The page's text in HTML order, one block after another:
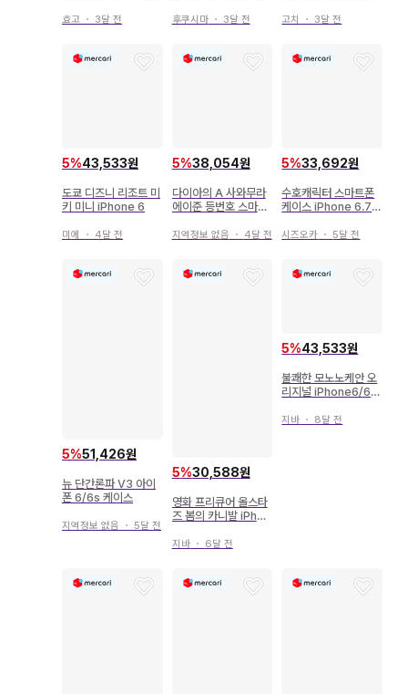
효고 ・ 3달 전 후쿠시마・ 3달 전 고치 ・ 3달 전
5%43,533원
도쿄 디즈니 리조트 미
키 미니 iPhone 6
미에 ・ 4달 전
5%38,054원
다이아의 A 사와무라
에이준 등번호 스마트
6s
지역정보 없음 ・ 4달 전
5%33,692원
수호캐릭터 스마트폰
케이스 iPhone 6.7
시즈오카 ・5달 전
5%51,426원
뉴 단간론파 V3 아이
폰 6/6s 케이스
지역정보 없음 ・ 5달 전
5%30,588원
영화 프리큐어 올스타
즈 봄의 카니발 iPhon
지바・ 6달 전
5%43,533원
불쾌한 모노노케안 오
리지널 iPhone6/6s
지바 ・ 8달 전